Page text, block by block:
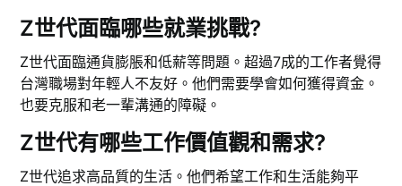
Z世代面臨哪些就業挑戰?
Z世代面臨通貨膨脹和低薪等問題。超過7成的工作者覺得
台灣職場對年輕人不友好。他們需要學會如何獲得資金。
也要克服和老一輩溝通的障礙。
Z世代有哪些工作價值觀和需求?
Z世代追求高品質的生活。他們希望工作和生活能夠平